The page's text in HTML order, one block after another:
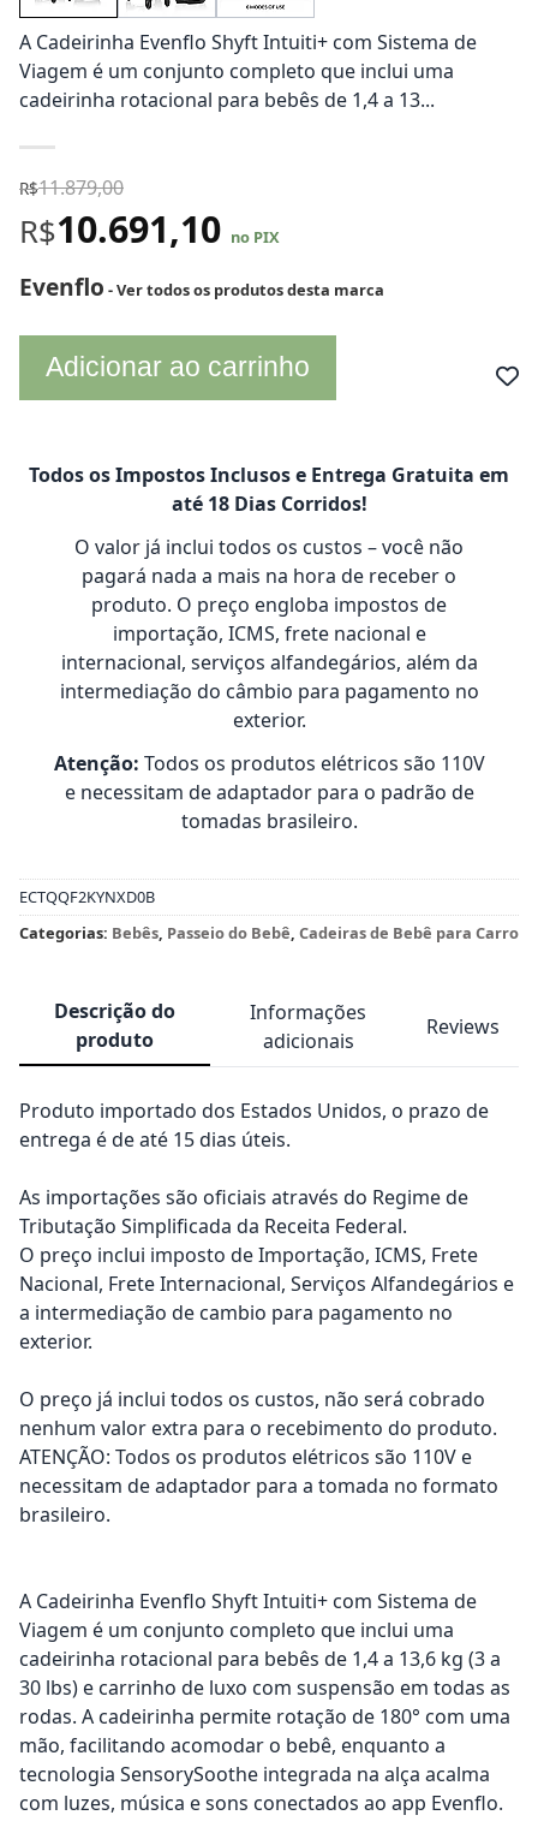
A Cadeirinha Evenflo Shyft Intuiti+ com Sistema de
Viagem é um conjunto completo que inclui uma
cadeirinha rotacional para bebês de 1,4 a 13...
R$11.879,00
R$10.691,10 no PIX
Evenflo - Ver todos os produtos desta marca
Adicionar ao carrinho
Todos os Impostos Inclusos e Entrega Gratuita em
até 18 Dias Corridos!
O valor já inclui todos os custos – você não
pagará nada a mais na hora de receber o
produto. O preço engloba impostos de
importação, ICMS, frete nacional e
internacional, serviços alfandegários, além da
intermediação do câmbio para pagamento no
exterior.
Atenção: Todos os produtos elétricos são 110V
e necessitam de adaptador para o padrão de
tomadas brasileiro.
ECTQQF2KYNXD0B
Categorias: Bebês, Passeio do Bebê, Cadeiras de Bebê para Carro
Descrição do
produto
Informações
adicionais
Reviews
Produto importado dos Estados Unidos, o prazo de
entrega é de até 15 dias úteis.
As importações são oficiais através do Regime de
Tributação Simplificada da Receita Federal.
O preço inclui imposto de Importação, ICMS, Frete
Nacional, Frete Internacional, Serviços Alfandegários e
a intermediação de cambio para pagamento no
exterior.
O preço já inclui todos os custos, não será cobrado
nenhum valor extra para o recebimento do produto.
ATENÇÃO: Todos os produtos elétricos são 110V e
necessitam de adaptador para a tomada no formato
brasileiro.
A Cadeirinha Evenflo Shyft Intuiti+ com Sistema de
Viagem é um conjunto completo que inclui uma
cadeirinha rotacional para bebês de 1,4 a 13,6 kg (3 a
30 lbs) e carrinho de luxo com suspensão em todas as
rodas. A cadeirinha permite rotação de 180° com uma
mão, facilitando acomodar o bebê, enquanto a
tecnologia SensorySoothe integrada na alça acalma
com luzes, música e sons conectados ao app Evenflo.